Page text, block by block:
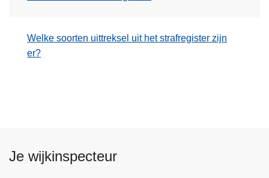
Welke soorten uittreksel uit het strafregister zijn
er?
Je wijkinspecteur